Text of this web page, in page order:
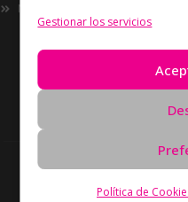
Gestionar los servicios
Política de
Now
Derechos de autor
derechos